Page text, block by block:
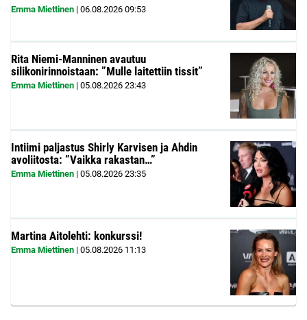
Emma Miettinen | 06.08.2026 09:53
Rita Niemi-Manninen avautuu
silikonirinnoistaan: ”Mulle laitettiin tissit”
Emma Miettinen | 05.08.2026 23:43
Intiimi paljastus Shirly Karvisen ja Ahdin
avoliitosta: ”Vaikka rakastan…”
Emma Miettinen | 05.08.2026 23:35
Martina Aitolehti: konkurssi!
Emma Miettinen | 05.08.2026 11:13